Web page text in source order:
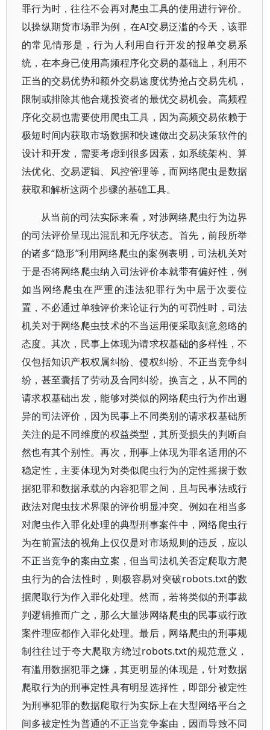
罪行为时，往往不会再对爬虫工具的使用进行评价。
以操纵期货市场罪为例，在AI交易泛滥的今天，该罪
的常见情形是，行为人利用自行开发的报单交易系
统，在本身已使用高频程序化交易的基础上，利用不
正当的交易优势和额外交易速度优势抢占交易先机，
限制或排除其他合规投资者的最优交易机会。高频程
序化交易也需要使用爬虫工具，因为高频交易依赖于
极短时间内获取市场数据和快速做出交易决策软件的
设计和开发，需要考虑到很多因素，如系统架构、算
法优化、交易逻辑、风控管理等，而网络爬虫是数据
获取和解析这两个步骤的基础工具。
从当前的司法实际来看，对涉网络爬虫行为边界
的司法评价呈现出混乱和无序状态。首先，前段所举
的诸多“隐形”利用网络爬虫的案例表明，司法机关对
于是否将网络爬虫纳入司法评价本就带有偏好性，例
如当网络爬虫在严重的违法犯罪行为中居于次要位
置，不必通过单独评价来论证行为的可罚性时，司法
机关对于网络爬虫技术的不当运用便采取刻意忽略的
态度。其次，民事上体现为请求权基础的多样性，不
仅包括知识产权权属纠纷、侵权纠纷、不正当竞争纠
纷，甚至囊括了劳动及合同纠纷。换言之，从不同的
请求权基础出发，能够对类似的网络爬虫行为作出迥
异的司法评价，因为民事上不同类别的请求权基础所
关注的是不同维度的权益类型，其所受损失的判断自
然也有其个别性。再次，刑事上体现为罪名适用的不
稳定性，主要体现为对类似爬虫行为的定性摇摆于数
据犯罪和数据承载的内容犯罪之间，且与民事法或行
政法对爬虫技术界限的评价明显冲突。例如在相当多
对爬虫作入罪化处理的典型刑事案件中，网络爬虫行
为在前置法的视角上仅仅是对市场规则的违反，应以
不正当竞争的案由立案，但当司法机关否定爬取方爬
虫行为的合法性时，则极容易对突破robots.txt的数
据爬取行为作入罪化处理。然而，若将类似的刑事裁
判逻辑推而广之，那么大量涉网络爬虫的民事或行政
案件理应都作入罪化处理。最后，网络爬虫的刑事规
制往往过于夸大爬取方绕过robots.txt的规范意义，
有滥用数据犯罪之嫌，其更明显的体现是，针对数据
爬取行为的刑事定性具有明显选择性，即部分被定性
为刑事犯罪的数据爬取行为实际上在大型网络平台之
间多被定性为普通的不正当竞争案由，因而导致不同